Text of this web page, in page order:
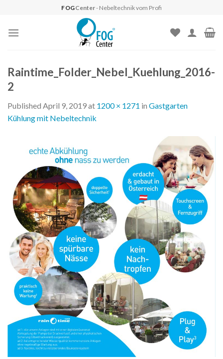
content
FOGCenter- Nebeltechnik vom Profi
Raintime_Folder_Nebel_Kuehlung_2016-
2
Published April 9, 2019at 1200 × 1271 in Gastgarten
Kühlung mit Nebeltechnik